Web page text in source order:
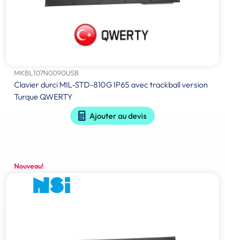
MKBL107N0090USB
Clavier durci MIL-STD-810G IP65 avec trackball version
Turque QWERTY
Ajouter au devis
Nouveau!